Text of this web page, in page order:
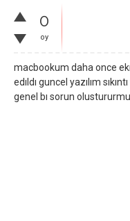
0
oy
macbookum daha once
edıldı guncel yazılım
genel bı sorun